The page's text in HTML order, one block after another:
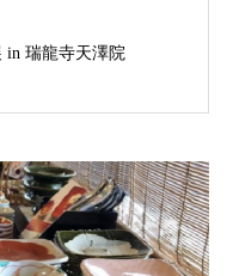
瑞龍寺天澤院